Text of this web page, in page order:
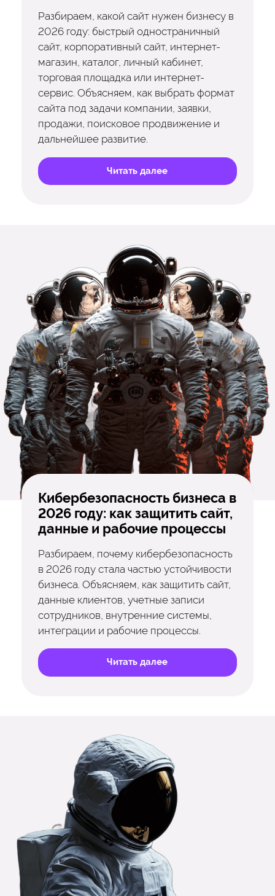
Разбираем, какой сайт нужен бизнесу в
2026 году: быстрый одностраничный
сайт, корпоративный сайт, интернет-
магазин, каталог, личный кабинет,
торговая площадка или интернет-
сервис. Объясняем, как выбрать формат
сайта под задачи компании, заявки,
продажи, поисковое продвижение и
дальнейшее развитие.
Читать далее
Кибербезопасность бизнеса в
2026 году: как защитить сайт,
данные и рабочие процессы
Разбираем, почему кибербезопасность
в 2026 году стала частью устойчивости
бизнеса. Объясняем, как защитить сайт,
данные клиентов, учетные записи
сотрудников, внутренние системы,
интеграции и рабочие процессы.
Читать далее